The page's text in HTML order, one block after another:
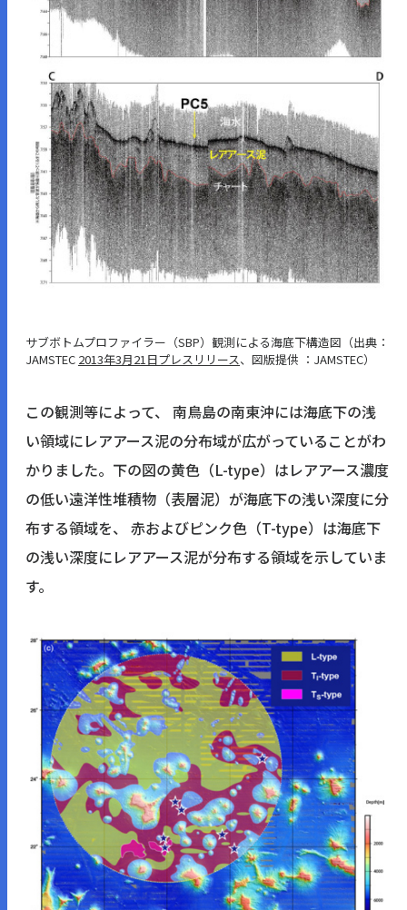
サブボトムプロファイラー（SBP）観測による海底下構造図（出典：
JAMSTEC 2013年3月21日プレスリリース、図版提供 ：JAMSTEC）
この観測等によって、 南鳥島の南東沖には海底下の浅
い領域にレアアース泥の分布域が広がっていることがわ
かりました。下の図の黄色（L-type）はレアアース濃度
の低い遠洋性堆積物（表層泥）が海底下の浅い深度に分
布する領域を、 赤およびピンク色（T-type）は海底下
の浅い深度にレアアース泥が分布する領域を示していま
す。